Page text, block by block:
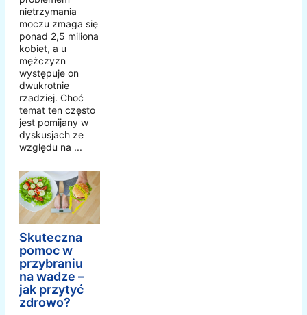
nietrzymania
moczu zmaga się
ponad 2,5 miliona
kobiet, a u
mężczyzn
występuje on
dwukrotnie
rzadziej. Choć
temat ten często
jest pomijany w
dyskusjach ze
względu na ...
Skuteczna
pomoc w
przybraniu
na wadze –
jak przytyć
zdrowo?